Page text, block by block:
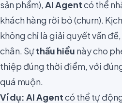
sản phẩm),AI Agentcó thể
khách hàng rời bỏ (churn).
không chỉ là giải quyết vấn
chân. Sựthấu hiểu này cho
thiệp đúng thời điểm, với
quá muộn.
Ví dụ: AI Agentcó thể tự